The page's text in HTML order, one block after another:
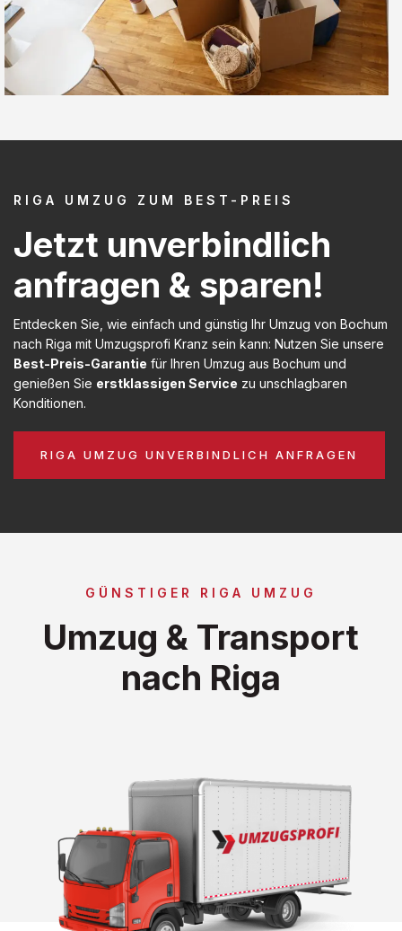
RIGA UMZUG ZUM BEST-PREIS
Jetzt unverbindlich
anfragen & sparen!
Entdecken Sie, wie einfach und günstig Ihr Umzug von Bochum
nach Riga mit Umzugsprofi Kranz sein kann: Nutzen Sie unsere
Best-Preis-Garantie für Ihren Umzug aus Bochum und
genießen Sie erstklassigen Service zu unschlagbaren
Konditionen.
RIGA UMZUG UNVERBINDLICH ANFRAGEN
GÜNSTIGER RIGA UMZUG
Umzug & Transport
nach Riga